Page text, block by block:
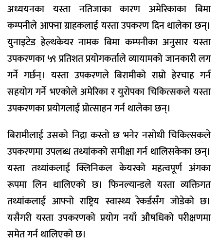
अध्ययनका यस्ता नतिजाका कारण अमेरिकाका बिमा
कम्पनीले आफ्ना ग्राहकलाई यस्ता उपकरण दिन थालेका छन्।
युनाइटेड हेल्थकेयर नामक बिमा कम्पनीका अनुसार यस्ता
उपकरणका ५९ प्रतिशत प्रयोगकर्ताले व्यायामको जानकारी लग
गर्ने गर्छन्। यस्ता उपकरणले बिरामीको राम्रो हेरचाह गर्न
सहयोग गर्ने भएकोले अमेरिका र युरोपका चिकित्सकले यस्ता
उपकरणका प्रयोगलाई प्रोत्साहन गर्न थालेका छन्।
बिरामीलाई उसको निद्रा कस्तो छ भनेर नसोधी चिकित्सकले
उपकरणमा उपलब्ध तथ्यांकको समीक्षा गर्न थालिसकेका छन्।
यस्ता तथ्यांकलाई क्लिनिकल केयरको महत्वपूर्ण अंगका
रूपमा लिन थालिएको छ। फिनल्यान्डले यस्ता व्यक्तिगत
तथ्यांकलाई आफ्नो राष्ट्रिय स्वास्थ्य रेकर्डसँग जोडेको छ।
यसैगरी यस्ता उपकरणको प्रयोग नयाँ औषधिको परीक्षणमा
समेत गर्न थालिएको छ।